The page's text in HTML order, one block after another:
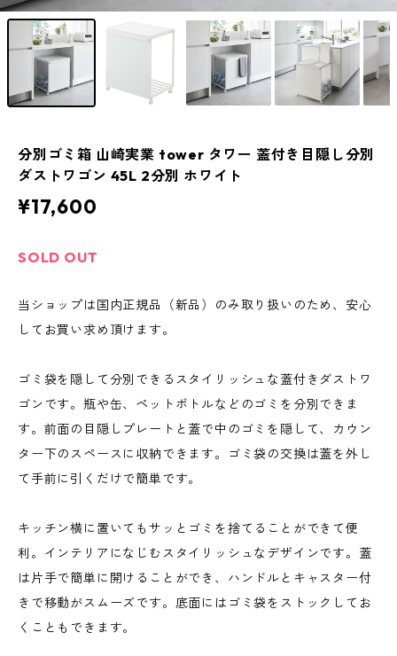
分別ゴミ箱 山崎実業 tower タワー 蓋付き目隠し分別
ダストワゴン 45L 2分別 ホワイト
¥17,600
SOLD OUT
当ショップは国内正規品（新品）のみ取り扱いのため、安心
してお買い求め頂けます。
ゴミ袋を隠して分別できるスタイリッシュな蓋付きダストワ
ゴンです。瓶や缶、ペットボトルなどのゴミを分別できま
す。前面の目隠しプレートと蓋で中のゴミを隠して、カウン
ター下のスペースに収納できます。ゴミ袋の交換は蓋を外し
て手前に引くだけで簡単です。
キッチン横に置いてもサッとゴミを捨てることができて便
利。インテリアになじむスタイリッシュなデザインです。蓋
は片手で簡単に開けることができ、ハンドルとキャスター付
きで移動がスムーズです。底面にはゴミ袋をストックしてお
くこともできます。